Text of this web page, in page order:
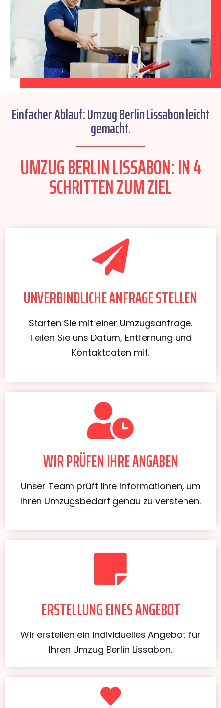
Einfacher Ablauf: Umzug Berlin Lissabon leicht
gemacht.
UMZUG BERLIN LISSABON: IN 4
SCHRITTEN ZUM ZIEL
UNVERBINDLICHE ANFRAGE STELLEN
Starten Sie mit einer Umzugsanfrage.
Teilen Sie uns Datum, Entfernung und
Kontaktdaten mit.
WIR PRÜFEN IHRE ANGABEN
Unser Team prüft Ihre Informationen, um
Ihren Umzugsbedarf genau zu verstehen.
ERSTELLUNG EINES ANGEBOT
Wir erstellen ein individuelles Angebot für
Ihren Umzug Berlin Lissabon.